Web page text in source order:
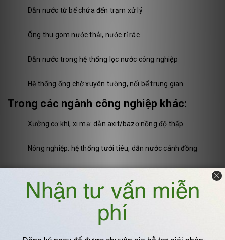
Dẫn nước từ bể chứa đến trạm xử lý
Ống thu gom nước thải, nước rỉ rác
Dẫn nước trong hệ thống lọc nước công nghiệp
Hệ thống ống chờ xuyên tường, nối bể trung gian
Trong các ngành công nghiệp khác:
Xưởng cơ khí, xi mạ: dẫn axit/bazơ nồng độ thấp
Nông nghiệp: hệ thống tưới tiêu, dẫn nước cánh đồng
chuồng
5. Lưu ý kỹ thuật khi thi công và sử